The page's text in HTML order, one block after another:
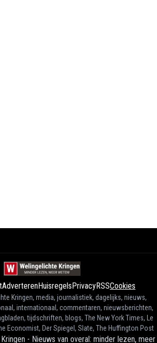
AdverterenHuisregelsPrivacyRSSCookies
Kringen, media, journalistiek, dagelijks, nieuws,
internationaal, commentaren, nieuwsberichten,
tijdschriften, blogs, The New York Times, Le
Economist, Der Spiegel, Slate, The Huffington Post
- Nieuws van overal: minder lezen, meer